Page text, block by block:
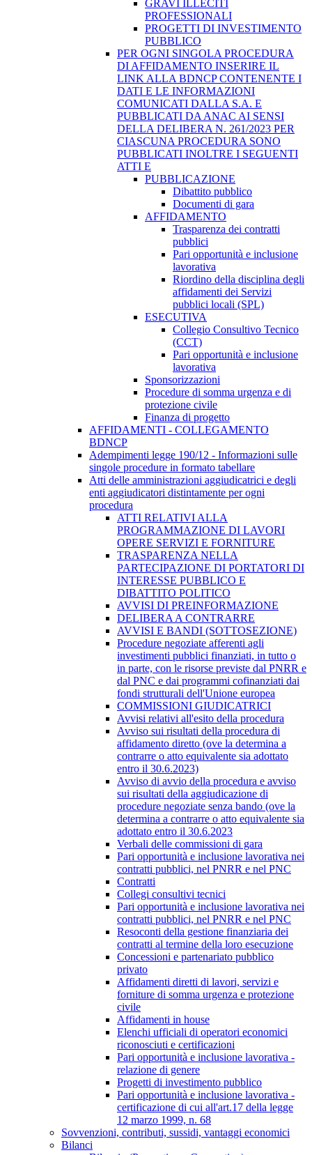
GRAVI ILLECITI
PROFESSIONALI
PROGETTI DI INVESTIMENTO
PUBBLICO
PER OGNI SINGOLA PROCEDURA
DI AFFIDAMENTO INSERIRE IL
LINK ALLA BDNCP CONTENENTE I
DATI E LE INFORMAZIONI
COMUNICATI DALLA S.A. E
PUBBLICATI DA ANAC AI SENSI
DELLA DELIBERA N. 261/2023 PER
CIASCUNA PROCEDURA SONO
PUBBLICATI INOLTRE I SEGUENTI
ATTI E
PUBBLICAZIONE
Dibattito pubblico
Documenti di gara
AFFIDAMENTO
Trasparenza dei contratti
pubblici
Pari opportunità e inclusione
lavorativa
Riordino della disciplina degli
affidamenti dei Servizi
pubblici locali (SPL)
ESECUTIVA
Collegio Consultivo Tecnico
(CCT)
Pari opportunità e inclusione
lavorativa
Sponsorizzazioni
Procedure di somma urgenza e di
protezione civile
Finanza di progetto
AFFIDAMENTI - COLLEGAMENTO
BDNCP
Adempimenti legge 190/12 - Informazioni sulle
singole procedure in formato tabellare
Atti delle amministrazioni aggiudicatrici e degli
enti aggiudicatori distintamente per ogni
procedura
ATTI RELATIVI ALLA
PROGRAMMAZIONE DI LAVORI
OPERE SERVIZI E FORNITURE
TRASPARENZA NELLA
PARTECIPAZIONE DI PORTATORI DI
INTERESSE PUBBLICO E
DIBATTITO POLITICO
AVVISI DI PREINFORMAZIONE
DELIBERA A CONTRARRE
AVVISI E BANDI (SOTTOSEZIONE)
Procedure negoziate afferenti agli
investimenti pubblici finanziati, in tutto o
in parte, con le risorse previste dal PNRR e
dal PNC e dai programmi cofinanziati dai
fondi strutturali dell'Unione europea
COMMISSIONI GIUDICATRICI
Avvisi relativi all'esito della procedura
Avviso sui risultati della procedura di
affidamento diretto (ove la determina a
contrarre o atto equivalente sia adottato
entro il 30.6.2023)
Avviso di avvio della procedura e avviso
sui risultati della aggiudicazione di
procedure negoziate senza bando (ove la
determina a contrarre o atto equivalente sia
adottato entro il 30.6.2023
Verbali delle commissioni di gara
Pari opportunità e inclusione lavorativa nei
contratti pubblici, nel PNRR e nel PNC
Contratti
Collegi consultivi tecnici
Pari opportunità e inclusione lavorativa nei
contratti pubblici, nel PNRR e nel PNC
Resoconti della gestione finanziaria dei
contratti al termine della loro esecuzione
Concessioni e partenariato pubblico
privato
Affidamenti diretti di lavori, servizi e
forniture di somma urgenza e protezione
civile
Affidamenti in house
Elenchi ufficiali di operatori economici
riconosciuti e certificazioni
Pari opportunità e inclusione lavorativa -
relazione di genere
Progetti di investimento pubblico
Pari opportunità e inclusione lavorativa -
certificazione di cui all'art.17 della legge
12 marzo 1999, n. 68
Sovvenzioni, contributi, sussidi, vantaggi economici
Bilanci